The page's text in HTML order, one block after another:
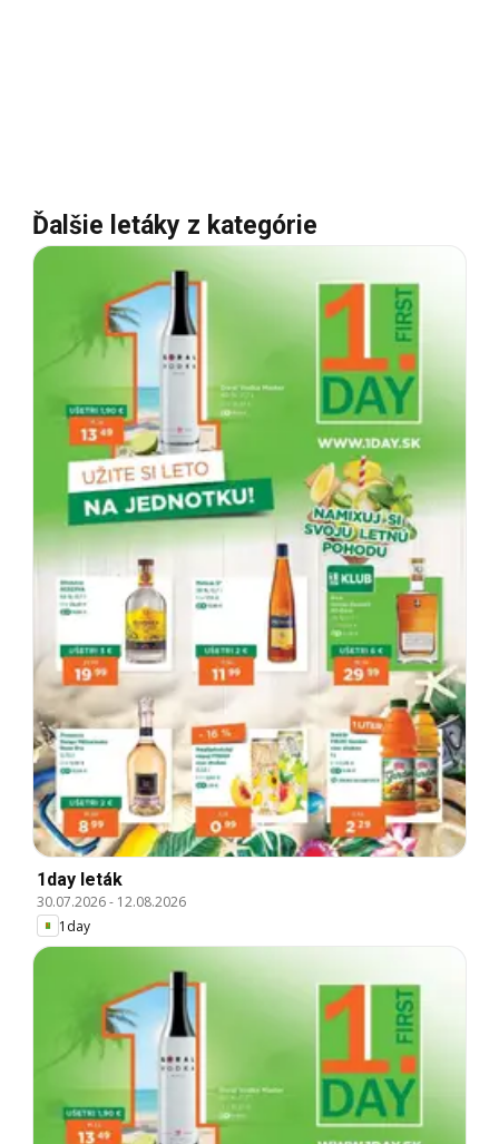
Ďalšie letáky z kategórie
1day leták
30.07.2026- 12.08.2026
1day